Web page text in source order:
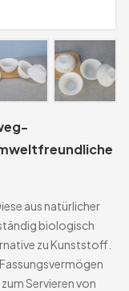
aus natürlicher
biologisch
zu Kunststoff.
Servieren von